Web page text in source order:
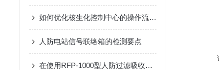
如何优化核生化控制中心的操作流程？
人防电站信号联络箱的检测要点
在使用RFP-1000型人防过滤吸收器时需要遵循的安全操作规程